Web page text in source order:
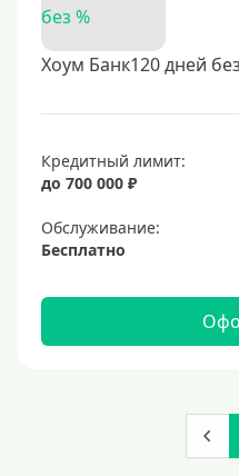
Хоум Банк120 дней
Кредитный лимит:
до 700 000 ₽
Обслуживание:
Бесплатно